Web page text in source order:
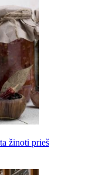
žinoti prieš